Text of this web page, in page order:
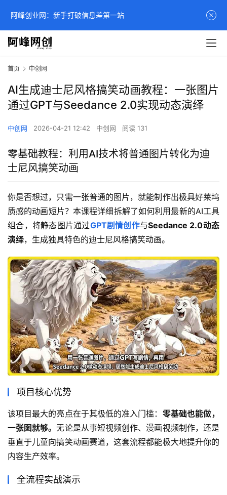
首页 中创网
AI生成迪士尼风格搞笑动画教程：一张图片
通过GPT与Seedance 2.0实现动态演绎
中创网 2026-04-21 12:42 中创网 阅读 131
零基础教程：利用AI技术将普通图片转化为迪
士尼风搞笑动画
你是否想过，只需一张普通的图片，就能制作出极具好莱坞
质感的动画短片？本课程详细拆解了如何利用最新的AI工具
组合，将静态图片通过GPT剧情创作与Seedance 2.0动态
演绎，生成独具特色的迪士尼风格搞笑动画。
项目核心优势
该项目最大的亮点在于其极低的准入门槛： 零基础也能做，
一张图就够。无论是从事短视频创作、漫画视频制作，还是
垂直于儿童向搞笑动画赛道，这套流程都能极大地提升你的
内容生产效率。
全流程实战演示
阿峰创业网：新手打破信息差第一站